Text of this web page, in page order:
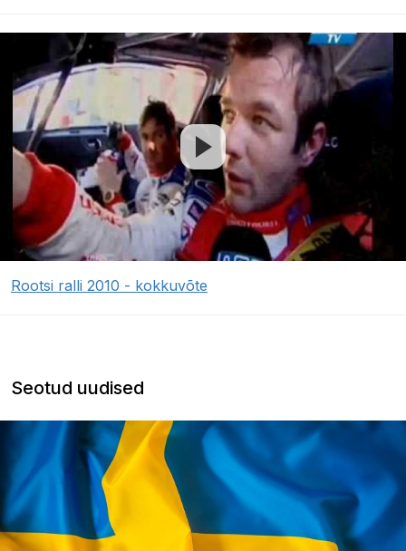
Rootsi ralli 2010 - kokkuvõte
Seotud uudised